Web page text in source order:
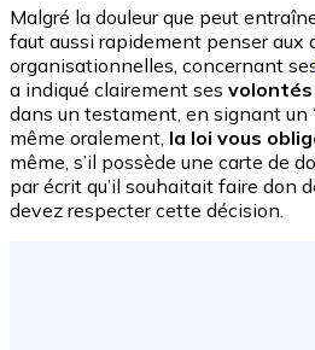
Malgré la douleur que peut
faut aussi rapidement penser aux
organisationnelles, concernant
a indiqué clairement ses volontés
dans un testament, en signant un
même oralement, la loi vous
même, s’il possède une carte de
par écrit qu’il souhaitait faire don
devez respecter cette décision.